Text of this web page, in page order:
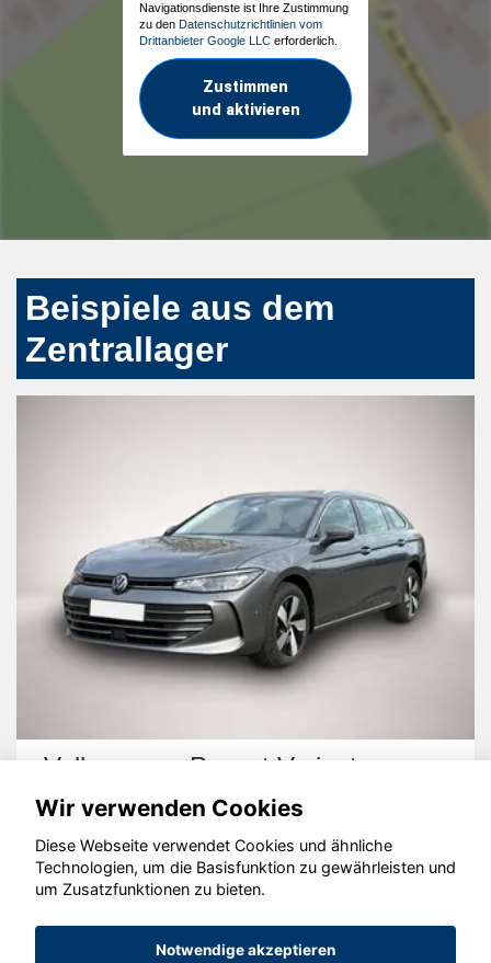
Navigationsdienste ist Ihre Zustimmung
zu den Datenschutzrichtlinien vom
Drittanbieter Google LLC erforderlich.
Zustimmen
und aktivieren
Beispiele aus dem
Zentrallager
Volkswagen Passat Variant
© konjunkturmotor.de GmbH 2020 - 2026
Wir verwenden Cookies
Diese Webseite verwendet Cookies und ähnliche
Technologien, um die Basisfunktion zu gewährleisten und
um Zusatzfunktionen zu bieten.
Notwendige akzeptieren